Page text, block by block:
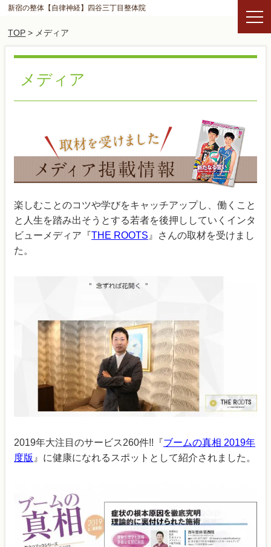
新宿の整体【自律神経】四谷三丁目整体院
TOP > メディア
メディア
楽しむことのコツや学びをキャッチアップし、働くこと
と人生を踏み出そうとする若者を後押ししていくインタ
ビューメディア『THE ROOTS 』さんの取材を受けまし
た。
2019年大注目のサービス260件!!『ブームの真相 2019年
度版 』に健康になれるスポットとして紹介されました。